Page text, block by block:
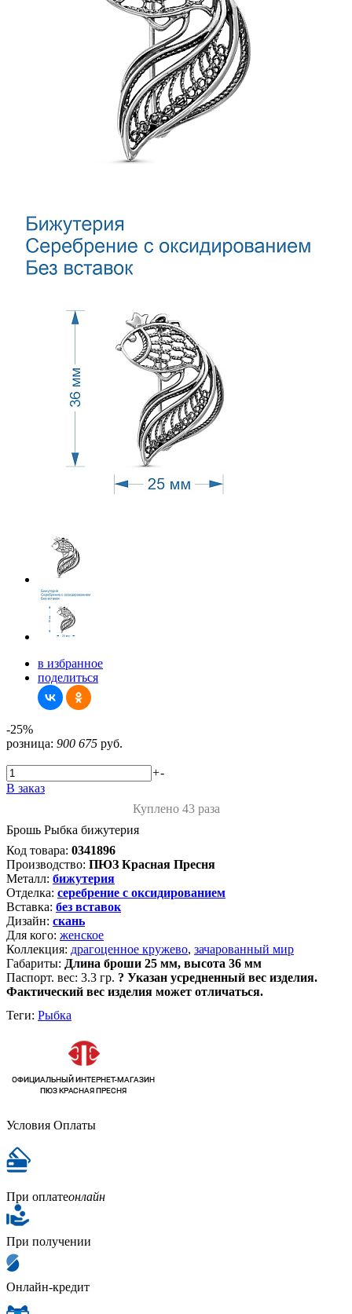
в избранное
поделиться
-25%
розница: 900 675 руб.
+-
В заказ
Куплено 43 раза
Брошь Рыбка бижутерия
Код товара: 0341896
Производство: ПЮЗ Красная Пресня
Металл: бижутерия
Отделка: серебрение с оксидированием
Вставка: без вставок
Дизайн: скань
Для кого: женское
Коллекция: драгоценное кружево, зачарованный мир
Габариты: Длина броши 25 мм, высота 36 мм
Паспорт. вес: 3.3 гр. ? Указан усредненный вес изделия.
Фактический вес изделия может отличаться.
Теги: Рыбка
Условия Оплаты
При оплатеонлайн
При получении
Онлайн-кредит